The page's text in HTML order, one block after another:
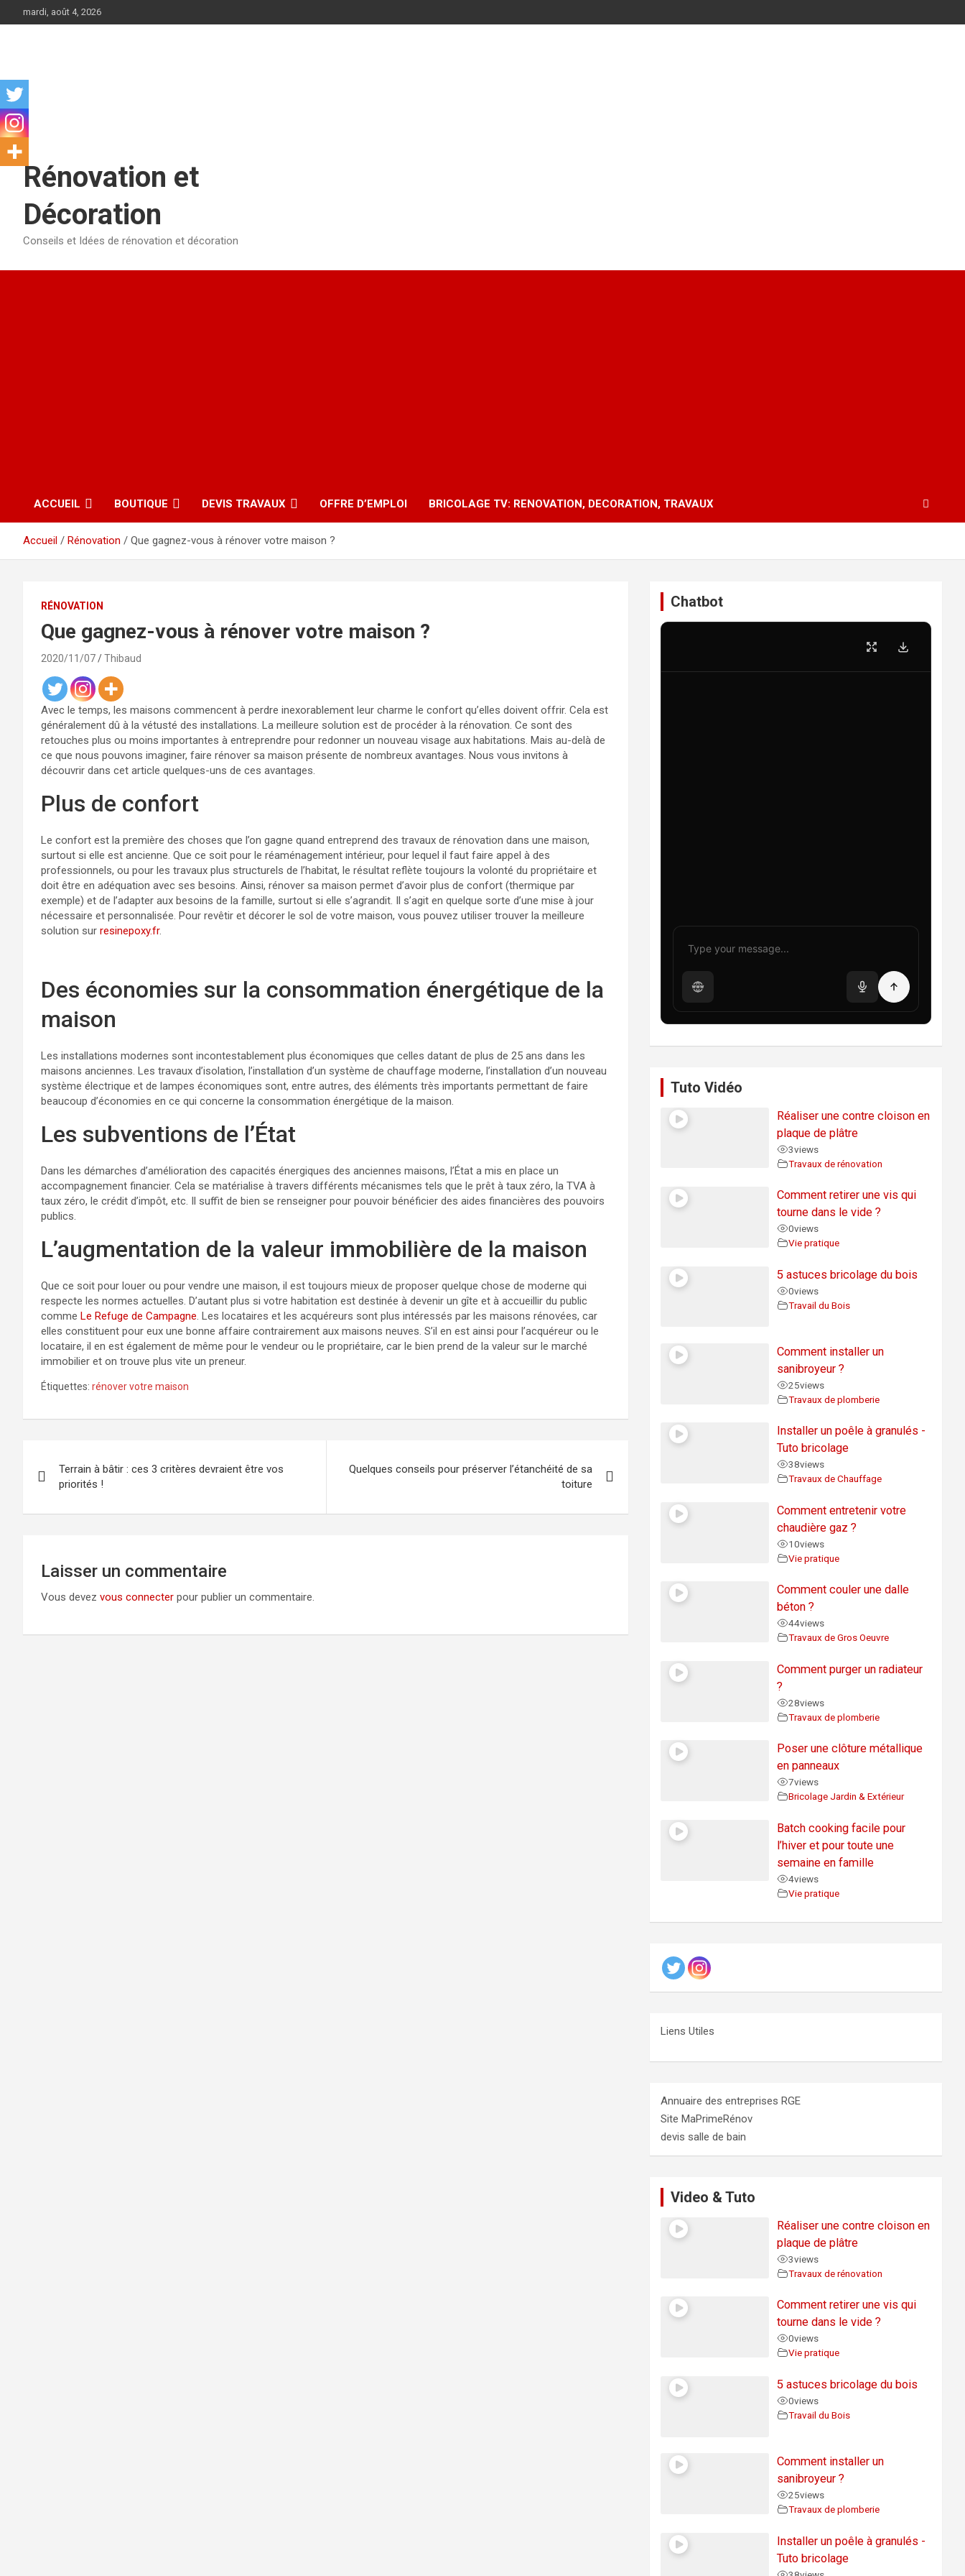
au
mardi, août 4, 2026
Rénovation et
Décoration
Conseils et Idées de rénovation et décoration
ACCUEIL BOUTIQUE DEVIS TRAVAUX OFFRE D’EMPLOI BRICOLAGE TV: RENOVATION, DECORATION, TRAVAUX
Accueil Rénovation Que gagnez-vous à rénover votre maison ?
RÉNOVATION
Que gagnez-vous à rénover votre maison ?
2020/11/07 Thibaud
Avec le temps, les maisons commencent à perdre inexorablement leur charme le confort qu’elles doivent offrir. Cela est
généralement dû à la vétusté des installations. La meilleure solution est de procéder à la rénovation. Ce sont des
retouches plus ou moins importantes à entreprendre pour redonner un nouveau visage aux habitations. Mais au-delà de
ce que nous pouvons imaginer, faire rénover sa maison présente de nombreux avantages. Nous vous invitons à
découvrir dans cet article quelques-uns de ces avantages.
Plus de confort
Le confort est la première des choses que l’on gagne quand entreprend des travaux de rénovation dans une maison,
surtout si elle est ancienne. Que ce soit pour le réaménagement intérieur, pour lequel il faut faire appel à des
professionnels, ou pour les travaux plus structurels de l’habitat, le résultat reflète toujours la volonté du propriétaire et
doit être en adéquation avec ses besoins. Ainsi, rénover sa maison permet d’avoir plus de confort (thermique par
exemple) et de l’adapter aux besoins de la famille, surtout si elle s’agrandit. Il s’agit en quelque sorte d’une mise à jour
nécessaire et personnalisée. Pour revêtir et décorer le sol de votre maison, vous pouvez utiliser trouver la meilleure
solution sur resinepoxy.fr.
Des économies sur la consommation énergétique de la
maison
Les installations modernes sont incontestablement plus économiques que celles datant de plus de 25 ans dans les
maisons anciennes. Les travaux d’isolation, l’installation d’un système de chauffage moderne, l’installation d’un nouveau
système électrique et de lampes économiques sont, entre autres, des éléments très importants permettant de faire
beaucoup d’économies en ce qui concerne la consommation énergétique de la maison.
Les subventions de l’État
Dans les démarches d’amélioration des capacités énergiques des anciennes maisons, l’État a mis en place un
accompagnement financier. Cela se matérialise à travers différents mécanismes tels que le prêt à taux zéro, la TVA à
taux zéro, le crédit d’impôt, etc. Il suffit de bien se renseigner pour pouvoir bénéficier des aides financières des pouvoirs
publics.
L’augmentation de la valeur immobilière de la maison
Que ce soit pour louer ou pour vendre une maison, il est toujours mieux de proposer quelque chose de moderne qui
respecte les normes actuelles. D’autant plus si votre habitation est destinée à devenir un gîte et à accueillir du public
comme Le Refuge de Campagne. Les locataires et les acquéreurs sont plus intéressés par les maisons rénovées, car
elles constituent pour eux une bonne affaire contrairement aux maisons neuves. S’il en est ainsi pour l’acquéreur ou le
locataire, il en est également de même pour le vendeur ou le propriétaire, car le bien prend de la valeur sur le marché
immobilier et on trouve plus vite un preneur.
Étiquettes: rénover votre maison
de
l’article
Terrain à bâtir : ces 3 critères devraient être vos
priorités !
Quelques conseils pour préserver l’étanchéité de sa
toiture
Laisser un commentaire
Vous devez vous connecter pour publier un commentaire.
Chatbot
Tuto Vidéo
Réaliser une contre cloison en
plaque de plâtre
3views
Travaux de rénovation
Comment retirer une vis qui
tourne dans le vide ?
0views
Vie pratique
5 astuces bricolage du bois
0views
Travail du Bois
Comment installer un
sanibroyeur ?
25views
Travaux de plomberie
Installer un poêle à granulés -
Tuto bricolage
38views
Travaux de Chauffage
Comment entretenir votre
chaudière gaz ?
10views
Vie pratique
Comment couler une dalle
béton ?
44views
Travaux de Gros Oeuvre
Comment purger un radiateur
?
28views
Travaux de plomberie
Poser une clôture métallique
en panneaux
7views
Bricolage Jardin & Extérieur
Batch cooking facile pour
l’hiver et pour toute une
semaine en famille
4views
Vie pratique
Liens Utiles
Annuaire des entreprises RGE
Site MaPrimeRénov
devis salle de bain
Video & Tuto
Réaliser une contre cloison en
plaque de plâtre
3views
Travaux de rénovation
Comment retirer une vis qui
tourne dans le vide ?
0views
Vie pratique
5 astuces bricolage du bois
0views
Travail du Bois
Comment installer un
sanibroyeur ?
25views
Travaux de plomberie
Installer un poêle à granulés -
Tuto bricolage